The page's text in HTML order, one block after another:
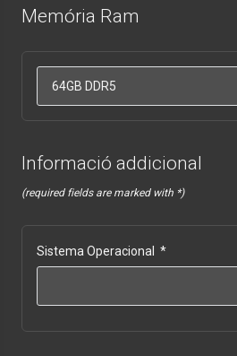
Memória Ram
Informació addicional
(required fields are marked with *)
Sistema Operacional *